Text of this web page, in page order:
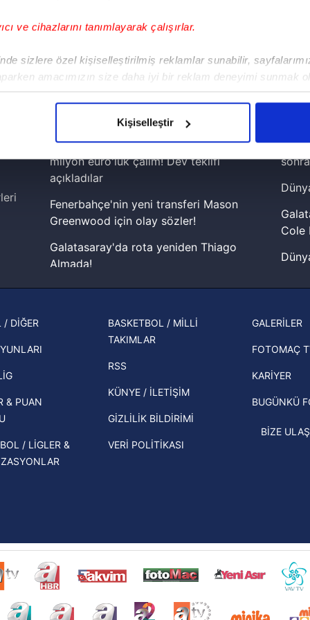
ve cihazlarını tanımlayarak çalışırlar.
sizlere özel kişiselleştirilmiş reklamlar sunabilir,
amacımızın size daha iyi bir reklam deneyimi sunmak
gelen çabayı gösterdiğimizi ve bu noktada, reklamların
izin vermedikleri takdirde, kullanıcılara hedefli
için İnternet Sitemizde kendimize ve üçüncü kişilere ait
verileriniz işlenmekte olup gerekli olan çerezler bilgi toplumu
çerezler, sitemizin daha işlevsel kılınması ve
amaçlarıyla sınırlı olarak açık rızanız dahilinde
yer alan panel vasıtasıyla belirleyebilirsiniz. Çerezlere
çerezlerle ilgili bilgi almak için lütfentıklayınız
Kişiselleştir
Fenerbahçe'den Galatasaray'a 60
milyon euro'luk çalım! Dev teklifi
açıkladılar
Fenerbahçe'nin yeni transferi Mason
Greenwood için olay sözler!
Galatasaray'da rota yeniden Thiago
Almada!
Fenerbahçe'nin Şampiyonlar Ligi'nde
Zabrze'yi elerlerse...
basından gündem olan manşetler!
Beşiktaş'ın UEFA Avrupa Ligi'nde 3. Ön
Cole
/ DİĞER
& PUAN
/ LİGLER &
BASKETBOL / MİLLİ
TAKIMLAR
RSS
KÜNYE / İLETİŞİM
GİZLİLİK BİLDİRİMİ
VERİ POLİTİKASI
GALERİLER
FOTOMAÇ
KARİYER
BUGÜNKÜ
BİZE